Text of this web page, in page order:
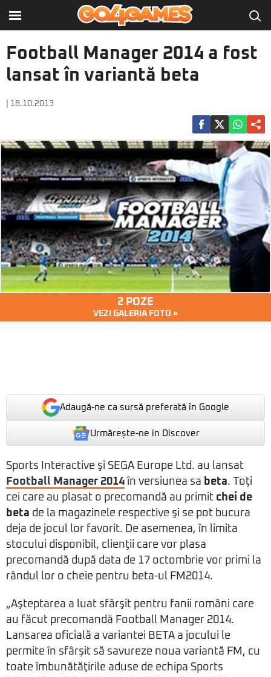
Football Manager 2014 a fost
lansat în variantă beta
| 18.10.2013
2 POZE
VEZI GALERIA FOTO »
Adaugă-ne ca sursă preferată în Google
Urmărește-ne in Discover
Sports Interactive şi SEGA Europe Ltd. au lansat
Football Manager 2014 în versiunea sa beta. Toţi
cei care au plasat o precomandă au primit chei de
beta de la magazinele respective şi se pot bucura
deja de jocul lor favorit. De asemenea, în limita
stocului disponibil, clienţii care vor plasa
precomandă după data de 17 octombrie vor primi la
rândul lor o cheie pentru beta-ul FM2014.
„Aşteptarea a luat sfârşit pentru fanii români care
au făcut precomandă Football Manager 2014.
Lansarea oficială a variantei BETA a jocului le
permite în sfârşit să savureze noua variantă FM, cu
toate îmbunătăţirile aduse de echipa Sports